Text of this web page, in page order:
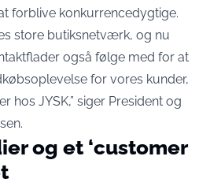
forblive konkurrencedygtige.
store butiksnetværk, og nu
også følge med for at
for vores kunder,
hos JYSK,” siger President og
og et ‘customer